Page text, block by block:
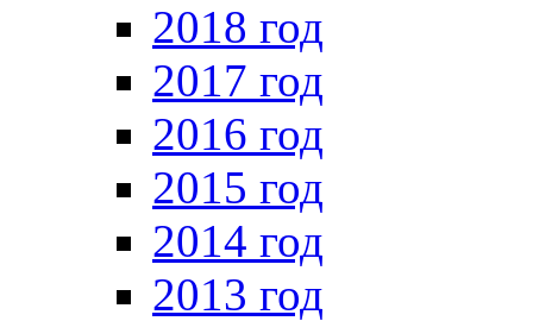
2018 год
2017 год
2016 год
2015 год
2014 год
2013 год